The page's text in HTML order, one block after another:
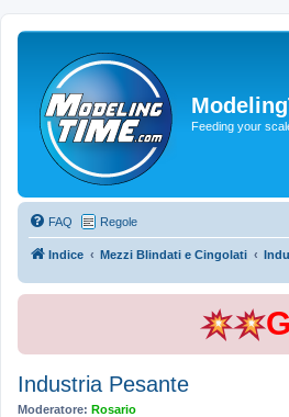
Feeding your
FAQ Regole
Indice Mezzi Blindati e Cingolati
Industria Pesante
Moderatore: Rosario